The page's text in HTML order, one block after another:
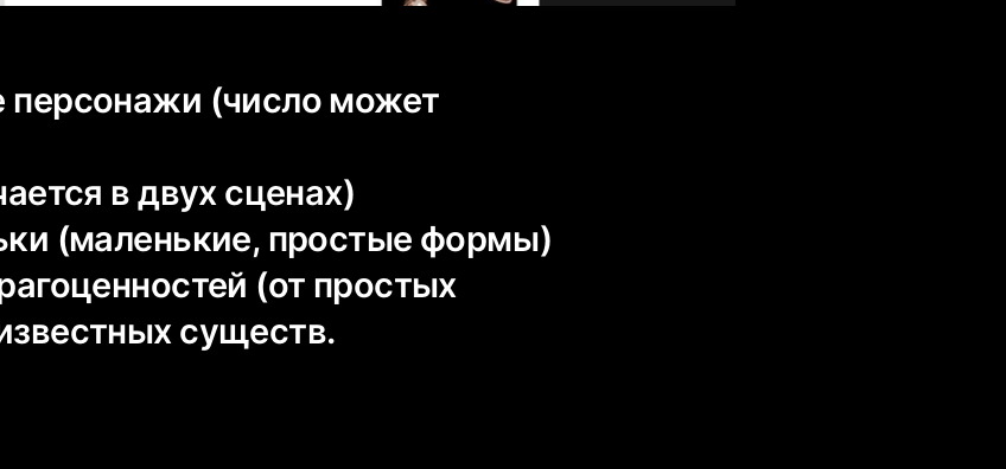
персонажи (число может
в двух сценах)
(маленькие, простые формы)
(от простых
существ.